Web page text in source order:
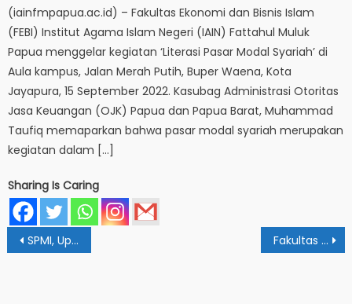
(iainfmpapua.ac.id) – Fakultas Ekonomi dan Bisnis Islam
(FEBI) Institut Agama Islam Negeri (IAIN) Fattahul Muluk
Papua menggelar kegiatan ‘Literasi Pasar Modal Syariah’ di
Aula kampus, Jalan Merah Putih, Buper Waena, Kota
Jayapura, 15 September 2022. Kasubag Administrasi Otoritas
Jasa Keuangan (OJK) Papua dan Papua Barat, Muhammad
Taufiq memaparkan bahwa pasar modal syariah merupakan
kegiatan dalam […]
Sharing Is Caring
Post
navigation
SPMI, Upaya Pastikan Cita-Cita Perguruan Tinggi Tercapai Fakultas Syariah IAIN FM Papua Gelar Talk Show Kebangsaan